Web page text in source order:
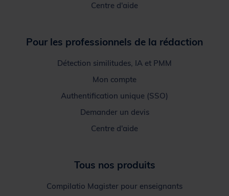
Centre d'aide
Pour les professionnels de la rédaction
Détection similitudes, IA et PMM
Mon compte
Authentification unique (SSO)
Demander un devis
Centre d'aide
Tous nos produits
Compilatio Magister pour enseignants